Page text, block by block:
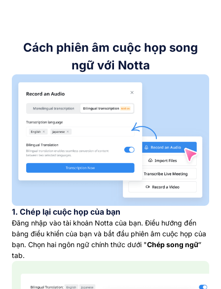
Cách phiên âm cuộc họp song
ngữ với Notta
1. Chép lại cuộc họp của bạn
Đăng nhập vào tài khoản Notta của bạn. Điều hướng đến
bảng điều khiển của bạn và bắt đầu phiên âm cuộc họp của
bạn. Chọn hai ngôn ngữ chính thức dưới "Chép song ngữ”
tab.